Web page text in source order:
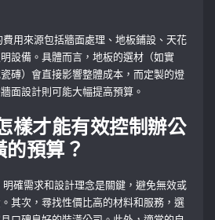
費用來源包括牆面處理、地板鋪設、天花
設備。具體而言，地板的選材（如實
磚）會直接影響整體成本，而定製的燈
面設計則可能大幅提高預算。
樣才能有效控制辦公
的預算？
明確需求和設計理念是關鍵，避免無效或
其次，尋找性價比高的材料和服務，選